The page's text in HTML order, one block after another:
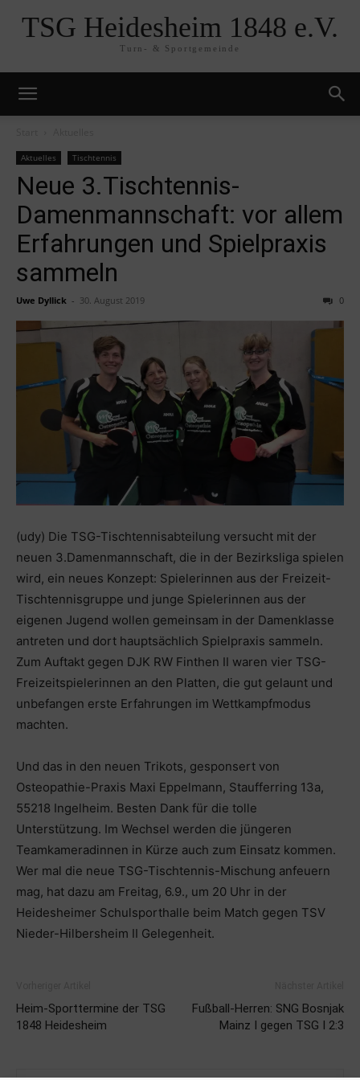
TSG Heidesheim 1848 e.V.
Turn- & Sportgemeinde
Aktuelles Tischtennis
Neue 3.Tischtennis-
Damenmannschaft: vor allem
Erfahrungen und Spielpraxis
sammeln
Uwe Dyllick - 30. August 2019 0
(udy) Die TSG-Tischtennisabteilung versucht mit der
neuen 3.Damenmannschaft, die in der Bezirksliga spielen
wird, ein neues Konzept: Spielerinnen aus der Freizeit-
Tischtennisgruppe und junge Spielerinnen aus der
eigenen Jugend wollen gemeinsam in der Damenklasse
antreten und dort hauptsächlich Spielpraxis sammeln.
Zum Auftakt gegen DJK RW Finthen II waren vier TSG-
Freizeitspielerinnen an den Platten, die gut gelaunt und
unbefangen erste Erfahrungen im Wettkampfmodus
machten.
Und das in den neuen Trikots, gesponsert von
Osteopathie-Praxis Maxi Eppelmann, Staufferring 13a,
55218 Ingelheim. Besten Dank für die tolle
Unterstützung. Im Wechsel werden die jüngeren
Teamkameradinnen in Kürze auch zum Einsatz kommen.
Wer mal die neue TSG-Tischtennis-Mischung anfeuern
mag, hat dazu am Freitag, 6.9., um 20 Uhr in der
Heidesheimer Schulsporthalle beim Match gegen TSV
Nieder-Hilbersheim II Gelegenheit.
Heim-Sporttermine der TSG
1848 Heidesheim
Fußball-Herren: SNG Bosnjak
Mainz I gegen TSG I 2:3